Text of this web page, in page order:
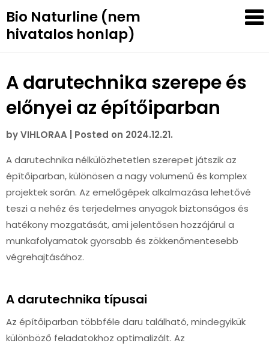
to
content
Bio Naturline (nem
hivatalos honlap)
A darutechnika szerepe és
előnyei az építőiparban
byVIHLORAA Posted on 2024.12.21.
A darutechnika nélkülözhetetlen szerepet játszik az
építőiparban, különösen a nagy volumenű és komplex
projektek során. Az emelőgépek alkalmazása lehetővé
teszi a nehéz és terjedelmes anyagok biztonságos és
hatékony mozgatását, ami jelentősen hozzájárul a
munkafolyamatok gyorsabb és zökkenőmentesebb
végrehajtásához.
A darutechnika típusai
Az építőiparban többféle daru található, mindegyikük
különböző feladatokhoz optimalizált. Az